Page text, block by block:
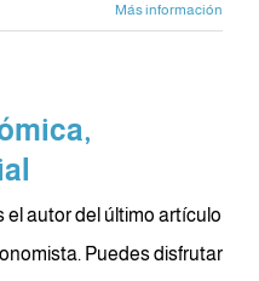
Más información
el autor del último artículo
Puedes disfrutar